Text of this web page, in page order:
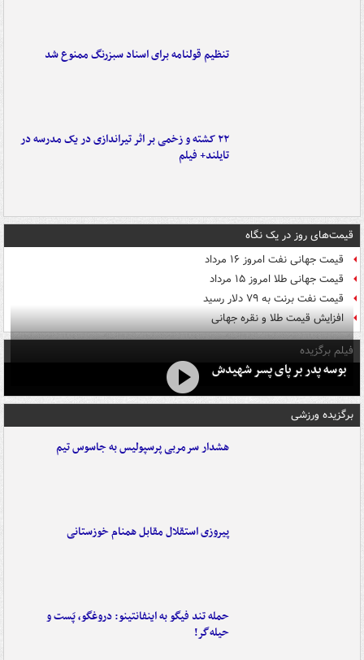
تنظیم قولنامه برای اسناد سبزرنگ ممنوع شد
۲۲ کشته و زخمی بر اثر تیراندازی در یک مدرسه در
تایلند+ فیلم
قیمت‌های روز در یک نگاه
قیمت جهانی نفت امروز ۱۶ مرداد
قیمت جهانی طلا امروز ۱۵ مرداد
قیمت نفت برنت به ۷۹ دلار رسید
افزایش قیمت طلا و نقره جهانی
فیلم برگزیده
بوسه‌ پدر بر پای پسر شهیدش
برگزیده ورزشی
هشدار سرمربی پرسپولیس به جاسوس تیم
پیروزی استقلال مقابل همنام خوزستانی
حمله تند فیگو به اینفانتینو: دروغگو، پَست‌ و
حیله‌گر!